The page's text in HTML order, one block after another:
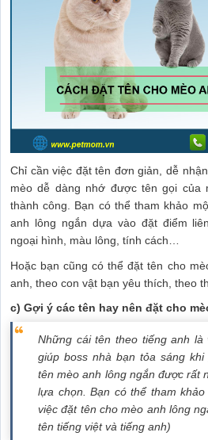
Chỉ cần việc đặt tên đơn giản, dễ
mèo dễ dàng nhớ được tên gọi của
thành công. Bạn có thể tham khảo
anh lông ngắn dựa vào đặt điểm
ngoại hình, màu lông, tính cách…
Hoặc bạn cũng có thể đặt tên cho
anh, theo con vật bạn yêu thích, theo
c) Gợi ý các tên hay nên đặt cho
Những cái tên theo tiếng anh
giúp boss nhà bạn tỏa sáng
tên mèo anh lông ngắn được rất
lựa chọn. Bạn có thể tham
việc đặt tên cho mèo anh lông
tên tiếng việt và tiếng anh)